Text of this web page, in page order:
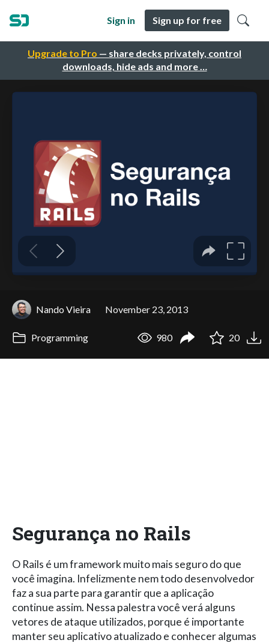
Upgrade to Pro — share decks privately, control
downloads, hide ads and more …
Sign in Sign up for free
Nando Vieira November 23, 2013
Programming 980 20
Segurança no Rails
O Rails é um framework muito mais seguro do que
você imagina. Infelizmente nem todo desenvolvedor
faz a sua parte para garantir que a aplicação
continue assim. Nessa palestra você verá alguns
vetores de ataque utilizados, porque é importante
manter seu aplicativo atualizado e conhecer algumas